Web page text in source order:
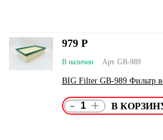
Арт. GB-989
В наличии
BIG Filter GB-989 Фильтр
979 Р
- +